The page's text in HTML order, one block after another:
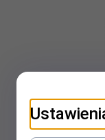
30,00PLN